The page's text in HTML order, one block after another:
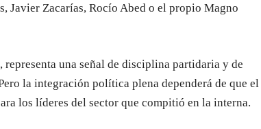
Javier Zacarías, Rocío Abed o el propio Magno
una señal de disciplina partidaria y de
la integración política plena dependerá de que el
los líderes del sector que compitió en la interna.